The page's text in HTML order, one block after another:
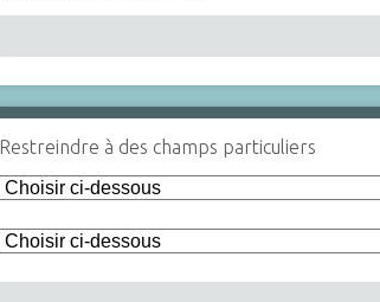
Restreindre à des champs particuliers